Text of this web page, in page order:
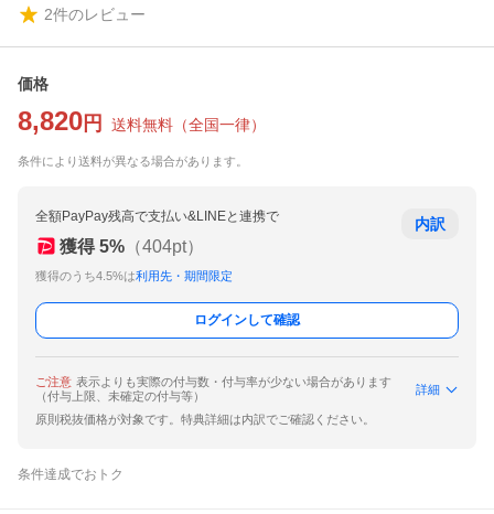
2件のレビュー
価格
8,820 円 送料無料 （全国一律）
条件により送料が異なる場合があります。
全額PayPay残高で支払い&LINEと連携で
獲得 5% （404pt）
獲得のうち4.5%は利用先・期間限定
内訳
ログインして確認
ご注意 表示よりも実際の付与数・付与率が少ない場合があります
（付与上限、未確定の付与等）
詳細
原則税抜価格が対象です。特典詳細は内訳でご確認ください。
条件達成でおトク